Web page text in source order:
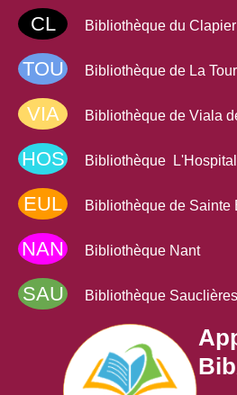
Découvrez
un
service
en ligne
médiathèque Larzac &
suivre un large choix de
Découvrez des milliers de
tous vos sujets
développement personnel,
les goûts !
CL Bibliothèque du Clapier
TOU Bibliothèque de La
VIA Bibliothèque de Viala
HOS Bibliothèque
EUL Bibliothèque de Sainte
NAN Bibliothèque Nant
SAU Bibliothèque Sauclières